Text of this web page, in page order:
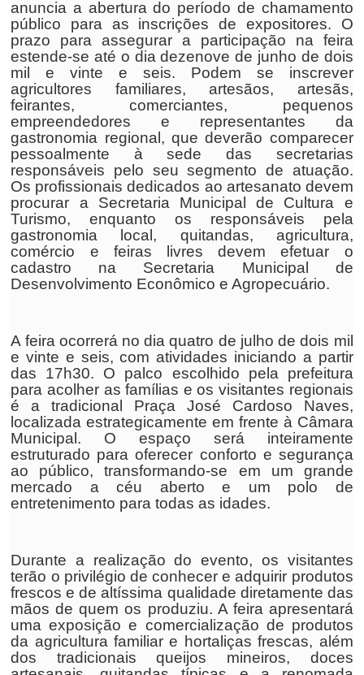
anuncia a abertura do período de chamamento
público para as inscrições de expositores. O
prazo para assegurar a participação na feira
estende-se até o dia dezenove de junho de dois
mil e vinte e seis. Podem se inscrever
agricultores familiares, artesãos, artesãs,
feirantes, comerciantes, pequenos
empreendedores e representantes da
gastronomia regional, que deverão comparecer
pessoalmente à sede das secretarias
responsáveis pelo seu segmento de atuação.
Os profissionais dedicados ao artesanato devem
procurar a Secretaria Municipal de Cultura e
Turismo, enquanto os responsáveis pela
gastronomia local, quitandas, agricultura,
comércio e feiras livres devem efetuar o
cadastro na Secretaria Municipal de
Desenvolvimento Econômico e Agropecuário.
A feira ocorrerá no dia quatro de julho de dois mil
e vinte e seis, com atividades iniciando a partir
das 17h30. O palco escolhido pela prefeitura
para acolher as famílias e os visitantes regionais
é a tradicional Praça José Cardoso Naves,
localizada estrategicamente em frente à Câmara
Municipal. O espaço será inteiramente
estruturado para oferecer conforto e segurança
ao público, transformando-se em um grande
mercado a céu aberto e um polo de
entretenimento para todas as idades.
Durante a realização do evento, os visitantes
terão o privilégio de conhecer e adquirir produtos
frescos e de altíssima qualidade diretamente das
mãos de quem os produziu. A feira apresentará
uma exposição e comercialização de produtos
da agricultura familiar e hortaliças frescas, além
dos tradicionais queijos mineiros, doces